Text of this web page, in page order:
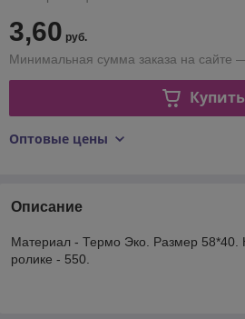
3,60 руб.
Минимальная сумма заказа на сайте
Купить
Оптовые цены
Описание
Материал - Термо Эко. Размер 58*40.
ролике - 550.